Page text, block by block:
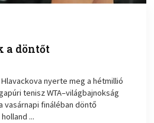
a döntőt
nyerte meg a hétmillió
tenisz WTA–világbajnokság
vasárnapi fináléban döntő
...